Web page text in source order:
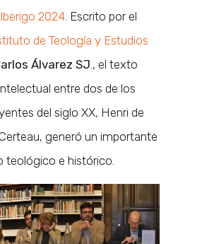
2024 . Escrito por el
de Teología y Estudios
Álvarez SJ ., el texto
entre dos de los
del siglo XX, Henri de
generó un importante
teológico e histórico.